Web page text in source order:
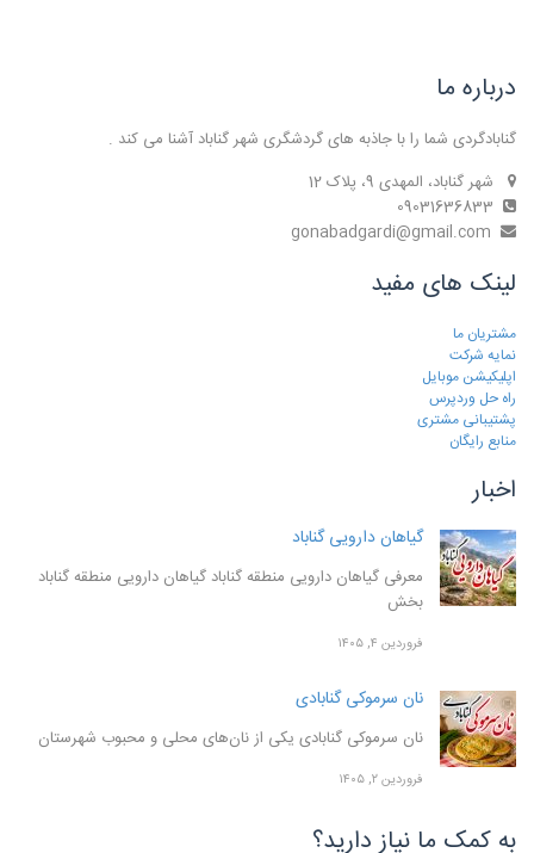
درباره ما
گنابادگردی شما را با جاذبه های گردشگری شهر گناباد آشنا می کند .
شهر گناباد، المهدی 9، پلاک 12
لینک های مفید
مشتریان ما
نمایه شرکت
اپلیکیشن موبایل
راه حل وردپرس
پشتیبانی مشتری
منابع رایگان
اخبار
گیاهان دارویی گناباد
معرفی گیاهان دارویی منطقه گناباد گیاهان دارویی منطقه گناباد
بخش
فروردین ۴, ۱۴۰۵
نان سرموکی گنابادی
نان سرموکی گنابادی یکی از نان‌های محلی و محبوب شهرستان
فروردین ۲, ۱۴۰۵
به کمک ما نیاز دارید؟